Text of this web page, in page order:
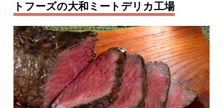
トフーズの大和ミートデリカ工場